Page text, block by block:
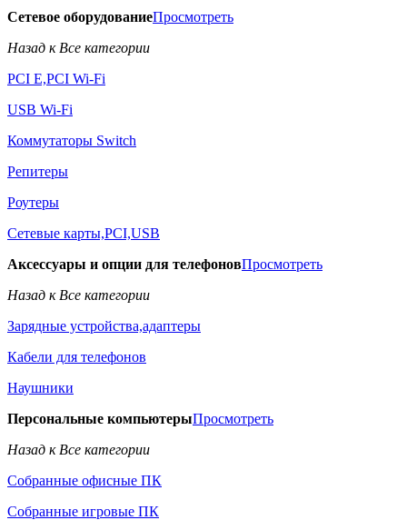
Сетевое оборудованиеПросмотреть
Назад к Все категории
PCI E,PCI Wi-Fi
USB Wi-Fi
Коммутаторы Switch
Репитеры
Роутеры
Сетевые карты,PCI,USB
Аксессуары и опции для телефоновПросмотреть
Назад к Все категории
Зарядные устройства,адаптеры
Кабели для телефонов
Наушники
Персональные компьютерыПросмотреть
Назад к Все категории
Собранные офисные ПК
Собранные игровые ПК